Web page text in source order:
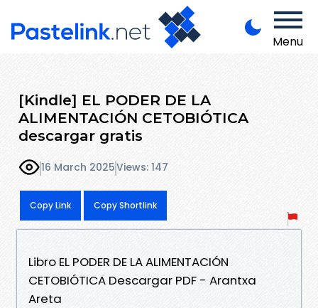
Menu
[Kindle] EL PODER DE LA
ALIMENTACIÓN CETOBIÓTICA
descargar gratis
16 March 2025Views: 147
Copy Link Copy Shortlink
Libro EL PODER DE LA ALIMENTACIÓN
CETOBIÓTICA Descargar PDF - Arantxa
Areta